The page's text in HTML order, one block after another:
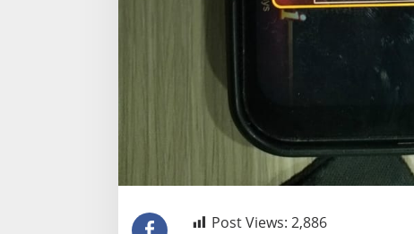
Post Views: 2,886